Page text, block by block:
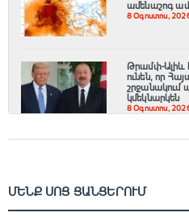
ամենաշոգ
8 Օգոստոս,
Թրամփ-Ալիև
ունեն, որ
շրջանակում
կմեկնարկեն
8 Օգոստոս,
ՄԵՆՔ ՍՈՑ ՑԱՆՑԵՐՈՒՄ